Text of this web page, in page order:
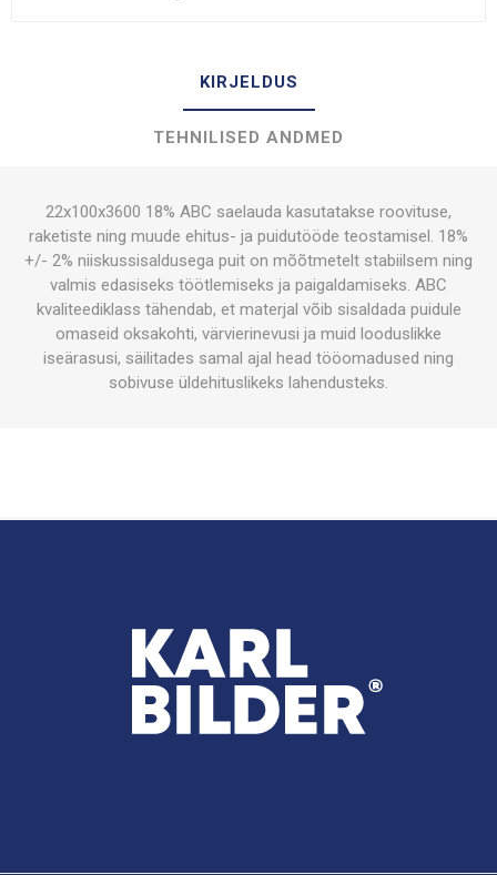
KIRJELDUS
TEHNILISED ANDMED
22x100x3600 18% ABC saelauda kasutatakse roovituse,
raketiste ning muude ehitus- ja puidutööde teostamisel. 18%
+/- 2% niiskussisaldusega puit on mõõtmetelt stabiilsem ning
valmis edasiseks töötlemiseks ja paigaldamiseks. ABC
kvaliteediklass tähendab, et materjal võib sisaldada puidule
omaseid oksakohti, värvierinevusi ja muid looduslikke
iseärasusi, säilitades samal ajal head tööomadused ning
sobivuse üldehituslikeks lahendusteks.